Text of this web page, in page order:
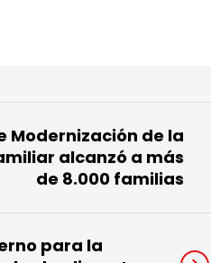
Modernización de la
alcanzó a más
de 8.000 familias
para la